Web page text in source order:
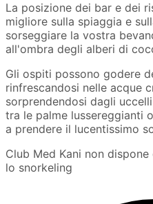
La posizione dei bar e dei
migliore sulla spiaggia e
sorseggiare la vostra
all'ombra degli alberi di
Gli ospiti possono godere
rinfrescandosi nelle acque
sorprendendosi dagli
tra le palme lussereggianti
a prendere il lucentissimo
Club Med Kani non
lo snorkeling